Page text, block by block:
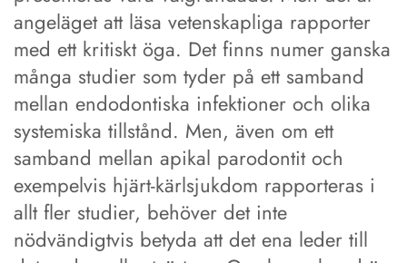
angeläget att läsa vetenskapliga rapporter
med ett kritiskt öga. Det finns numer ganska
många studier som tyder på ett samband
mellan endodontiska infektioner och olika
systemiska tillstånd. Men, även om ett
samband mellan apikal parodontit och
exempelvis hjärt-kärlsjukdom rapporteras i
allt fler studier, behöver det inte
nödvändigtvis betyda att det ena leder till